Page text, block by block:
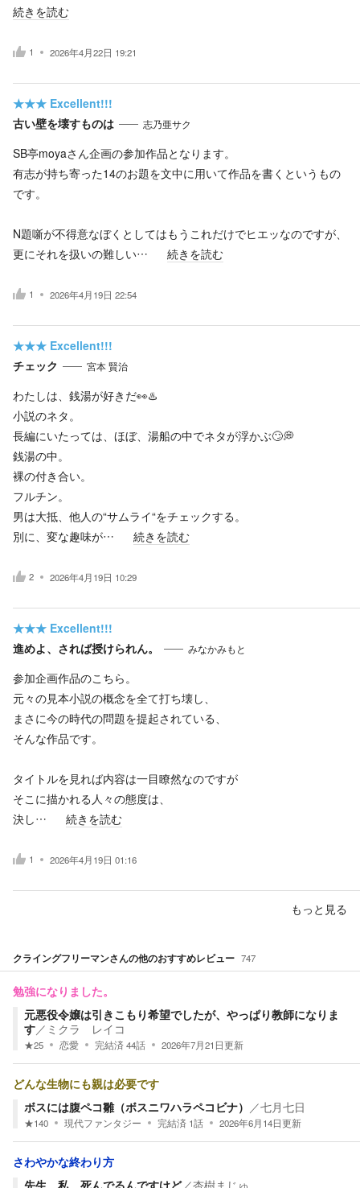
続きを読む
1 2026年4月22日 19:21
★★★ Excellent!!!
古い壁を壊すものは
志乃亜サク
SB亭moyaさん企画の参加作品となります。
有志が持ち寄った14のお題を文中に用いて作品を書くというもの
です。
N題噺が不得意なぼくとしてはもうこれだけでヒエッなのですが、
更にそれを扱いの難しい…
続きを読む
1 2026年4月19日 22:54
★★★ Excellent!!!
チェック
宮本 賢治
わたしは、銭湯が好きだ👀♨️
小説のネタ。
長編にいたっては、ほぼ、湯船の中でネタが浮かぶ🙄💭
銭湯の中。
裸の付き合い。
フルチン。
男は大抵、他人の“サムライ“をチェックする。
別に、変な趣味が…
続きを読む
2 2026年4月19日 10:29
★★★ Excellent!!!
進めよ、されば授けられん。
みなかみもと
参加企画作品のこちら。
元々の見本小説の概念を全て打ち壊し、
まさに今の時代の問題を提起されている、
そんな作品です。
タイトルを見れば内容は一目瞭然なのですが
そこに描かれる人々の態度は、
決し…
続きを読む
1 2026年4月19日 01:16
もっと見る
クライングフリーマンさんの他のおすすめレビュー 747
勉強になりました。
元悪役令嬢は引きこもり希望でしたが、やっぱり教師になりま
す／ ミクラ レイコ
★25 恋愛 完結済44話 2026年7月21日更新
どんな生物にも親は必要です
ボスには腹ペコ雛（ボスニワハラペコビナ） ／七月七日
★140 現代ファンタジー 完結済 1話 2026年6月14日更新
さわやかな終わり方
先生、私、死んでるんですけど／杏樹まじゅ